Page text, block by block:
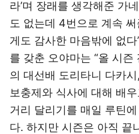
라’며 장래를 생각해준 가
도 없는데 4번으로 계속
게도 감사한 마음밖에 없
를 갖춘 오야마는 “올 시즌
의 대선배 도리타니 다카
보충제와 식사에 대해 배
거리 달리기를 매일 루틴
다. 하지만 시즌은 아직 끝